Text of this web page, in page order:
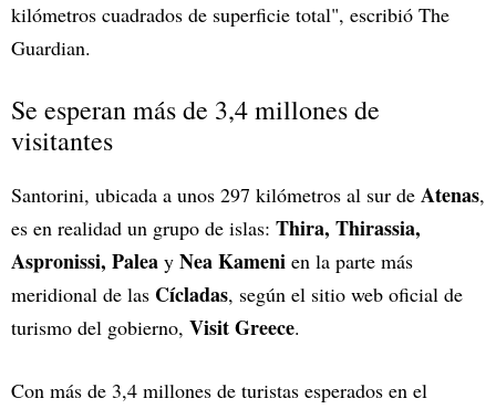
kilómetros cuadrados de superficie total", escribió The
Guardian.
Se esperan más de 3,4 millones de
visitantes
Santorini, ubicada a unos 297 kilómetros al sur de Atenas,
es en realidad un grupo de islas: Thira, Thirassia,
Aspronissi, Palea y Nea Kameni en la parte más
meridional de las Cícladas, según el sitio web oficial de
turismo del gobierno, Visit Greece.
Con más de 3,4 millones de turistas esperados en el